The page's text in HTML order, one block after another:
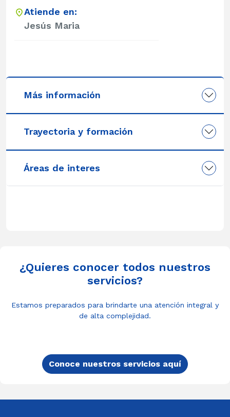
Atiende en:
Jesús Maria
Más información
Trayectoria y formación
Áreas de interes
¿Quieres conocer todos nuestros
servicios?
Estamos preparados para brindarte una atención integral y
de alta complejidad.
Conoce nuestros servicios aquí